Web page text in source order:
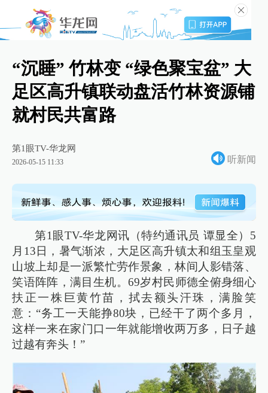
“沉睡” 竹林变 “绿色聚宝盆” 大
足区高升镇联动盘活竹林资源铺
就村民共富路
第1眼TV-华龙网
2026-05-15 11:33 听新闻
第1眼TV-华龙网讯（特约通讯员 谭显全）5
月13日，暑气渐浓，大足区高升镇太和组玉皇观
山坡上却是一派繁忙劳作景象，林间人影错落、
笑语阵阵，满目生机。69岁村民师德全俯身细心
扶正一株巨黄竹苗，拭去额头汗珠，满脸笑
意：“务工一天能挣80块，已经干了两个多月，
这样一来在家门口一年就能增收两万多，日子越
过越有奔头！”